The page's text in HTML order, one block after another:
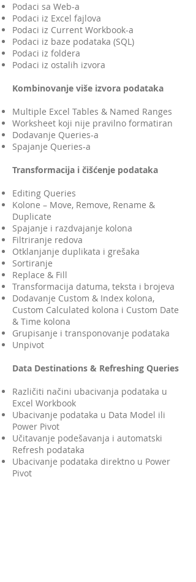
Podaci sa Web-a
Podaci iz Excel fajlova
Podaci iz Current Workbook-a
Podaci iz baze podataka (SQL)
Podaci iz foldera
Podaci iz ostalih izvora
Kombinovanje više izvora podataka
Multiple Excel Tables & Named Ranges
Worksheet koji nije pravilno formatiran
Dodavanje Queries-a
Spajanje Queries-a
Transformacija i čišćenje podataka
Editing Queries
Kolone – Move, Remove, Rename &
Duplicate
Spajanje i razdvajanje kolona
Filtriranje redova
Otklanjanje duplikata i grešaka
Sortiranje
Replace & Fill
Transformacija datuma, teksta i brojeva
Dodavanje Custom & Index kolona,
Custom Calculated kolona i Custom Date
& Time kolona
Grupisanje i transponovanje podataka
Unpivot
Data Destinations & Refreshing Queries
Različiti načini ubacivanja podataka u
Excel Workbook
Ubacivanje podataka u Data Model ili
Power Pivot
Učitavanje podešavanja i automatski
Refresh podataka
Ubacivanje podataka direktno u Power
Pivot